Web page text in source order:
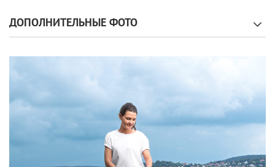
ДОПОЛНИТЕЛЬНЫЕ ФОТО